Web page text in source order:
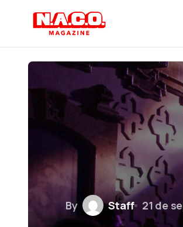
By Staff 21 de